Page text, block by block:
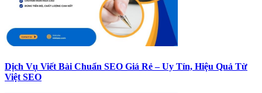
Dịch Vụ Viết Bài Chuẩn SEO Giá Rẻ – Uy Tín, Hiệu Quả Từ
Việt SEO